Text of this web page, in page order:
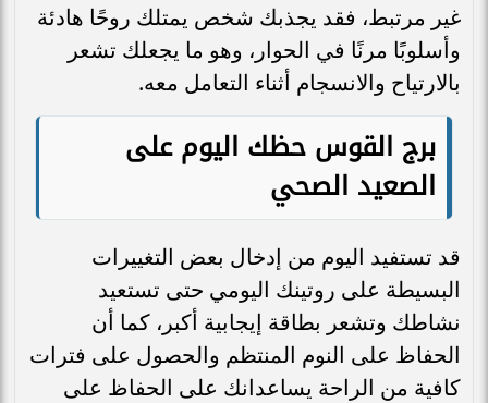
غير مرتبط، فقد يجذبك شخص يمتلك روحًا هادئة
وأسلوبًا مرنًا في الحوار، وهو ما يجعلك تشعر
بالارتياح والانسجام أثناء التعامل معه.
برج القوس حظك اليوم على
الصعيد الصحي
قد تستفيد اليوم من إدخال بعض التغييرات
البسيطة على روتينك اليومي حتى تستعيد
نشاطك وتشعر بطاقة إيجابية أكبر، كما أن
الحفاظ على النوم المنتظم والحصول على فترات
كافية من الراحة يساعدانك على الحفاظ على